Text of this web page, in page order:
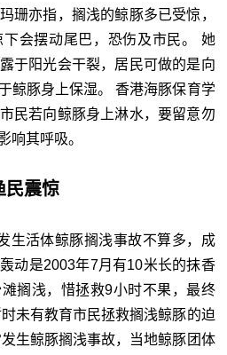
珊亦指，搁浅的鲸豚多已受惊，
会摆动尾巴，恐伤及市民。 她
于阳光会干裂，居民可做的是向
鲸豚身上保湿。 香港海豚保育学
民若向鲸豚身上淋水，要留意勿
响其呼吸。
民震惊
生活体鲸豚搁浅事故不算多，成
动是2003年7月有10米长的抹香
搁浅，惜拯救9小时不果，最终
未有教育市民拯救搁浅鲸豚的迫
生鲸豚搁浅事故，当地鲸豚团体